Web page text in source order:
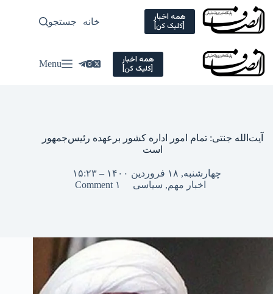
Skip
content
همه اخبار
[کلیک کن] خانه سیاسی
جستجو
همه اخبار
[کلیک کن] Menu
آیت‌الله جنتی: تمام امور اداره کشور برعهده رئیس‌جمهور
است
چهارشنبه, ۱۸ فروردین ۱۴۰۰ – ۱۵:۲۳
اخبار مهم, سیاسی ۱ Comment